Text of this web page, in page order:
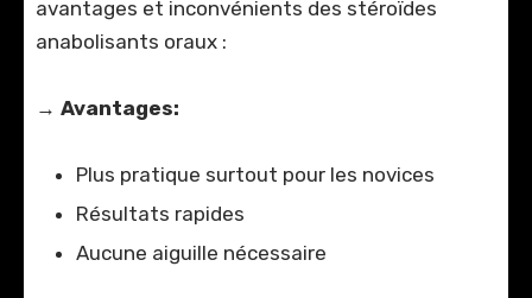
avantages et inconvénients des stéroïdes
anabolisants oraux :
→ Avantages:
Plus pratique surtout pour les novices
Résultats rapides
Aucune aiguille nécessaire